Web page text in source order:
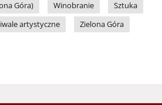
Góra)
Winobranie
Sztuka
artystyczne
Zielona Góra